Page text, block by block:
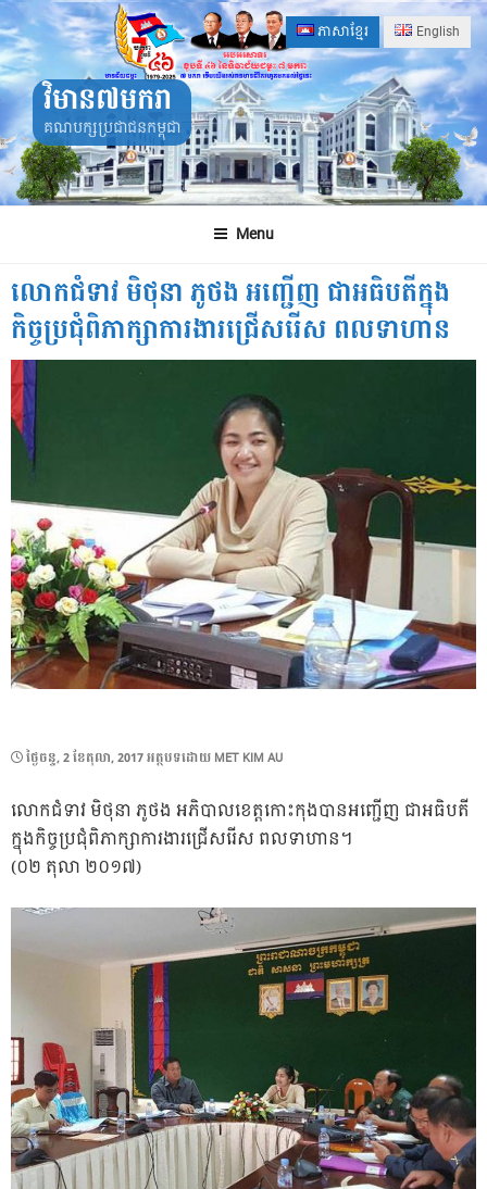
Skip
to
content
ភាសាខ្មែរ English
វិមាន៧មករា
គណបក្សប្រជាជនកម្ពុជា
Menu
លោកជំទាវ មិថុនា ភូថង អញ្ជើញ ជាអធិបតីក្នុង
កិច្ចប្រជុំពិភាក្សាការងារជ្រើសរើស ពលទាហាន
POSTED
ថ្ងៃ​ចន្ទ, 2 ខែ​តុលា, 2017អត្ថបទដោយ MET KIM AU
លោកជំទាវ មិថុនា ភូថង អភិបាលខេត្តកោះកុងបានអញ្ជើញ ជាអធិបតី
ក្នុងកិច្ចប្រជុំពិភាក្សាការងារជ្រើសរើស ពលទាហាន។
(០២ តុលា ២០១៧)